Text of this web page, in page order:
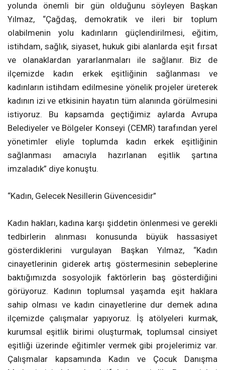
yolunda önemli bir gün olduğunu söyleyen Başkan
Yılmaz, “Çağdaş, demokratik ve ileri bir toplum
olabilmenin yolu kadınların güçlendirilmesi, eğitim,
istihdam, sağlık, siyaset, hukuk gibi alanlarda eşit fırsat
ve olanaklardan yararlanmaları ile sağlanır. Biz de
ilçemizde kadın erkek eşitliğinin sağlanması ve
kadınların istihdam edilmesine yönelik projeler üreterek
kadının izi ve etkisinin hayatın tüm alanında görülmesini
istiyoruz. Bu kapsamda geçtiğimiz aylarda Avrupa
Belediyeler ve Bölgeler Konseyi (CEMR) tarafından yerel
yönetimler eliyle toplumda kadın erkek eşitliğinin
sağlanması amacıyla hazırlanan eşitlik şartına
imzaladık” diye konuştu.
“Kadın, Gelecek Nesillerin Güvencesidir”
Kadın hakları, kadına karşı şiddetin önlenmesi ve gerekli
tedbirlerin alınması konusunda büyük hassasiyet
gösterdiklerini vurgulayan Başkan Yılmaz, “Kadın
cinayetlerinin giderek artış göstermesinin sebeplerine
baktığımızda sosyolojik faktörlerin baş gösterdiğini
görüyoruz. Kadının toplumsal yaşamda eşit haklara
sahip olması ve kadın cinayetlerine dur demek adına
ilçemizde çalışmalar yapıyoruz. İş atölyeleri kurmak,
kurumsal eşitlik birimi oluşturmak, toplumsal cinsiyet
eşitliği üzerinde eğitimler vermek gibi projelerimiz var.
Çalışmalar kapsamında Kadın ve Çocuk Danışma